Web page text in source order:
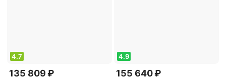
4.7
135 809 ₽
4.9
155 640 ₽